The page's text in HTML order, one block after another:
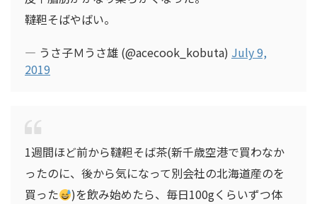
韃靼そばやばい。
— うさ子Ｍうさ雄 (@acecook_kobuta) July 9,
2019
1週間ほど前から韃靼そば茶(新千歳空港で買わなか
ったのに、後から気になって別会社の北海道産のを
買った
)を飲み始めたら、毎日100gくらいずつ体